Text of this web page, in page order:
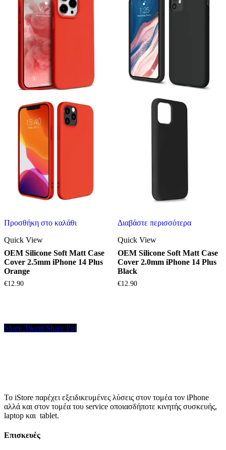
Προσθήκη στο καλάθι
Quick View
OEM Silicone Soft Matt Case
Cover 2.5mm iPhone 14 Plus
Orange
€12.90
Διαβάστε περισσότερα
Quick View
OEM Silicone Soft Matt Case
Cover 2.0mm iPhone 14 Plus
Black
€12.90
Share Tweet Share Pin
Το iStore παρέχει εξειδικευμένες λύσεις στον τομέα τον iPhone
αλλά και στον τομέα του service οποιασδήποτε κινητής συσκευής,
laptop και tablet.
Επισκευές